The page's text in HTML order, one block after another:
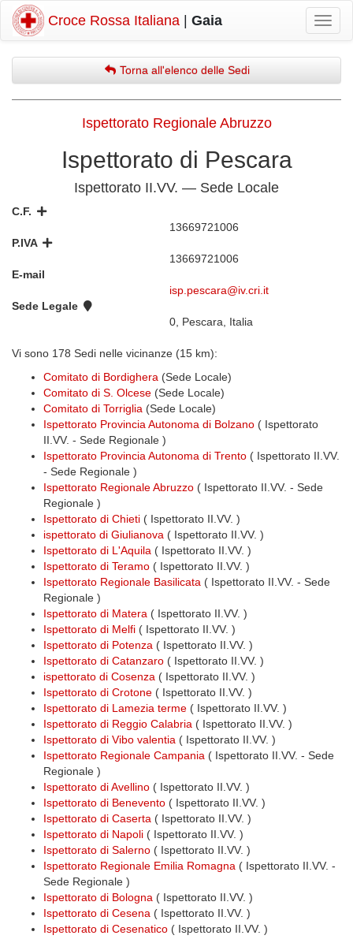
Croce Rossa Italiana Gaia
Torna all'elenco delle Sedi
Ispettorato Regionale Abruzzo
Ispettorato di Pescara
Ispettorato II.VV. — Sede Locale
C.F.
13669721006
P.IVA
13669721006
E-mail
isp.pescara@iv.cri.it
Sede Legale
0, Pescara, Italia
Vi sono 178 Sedi nelle vicinanze (15 km):
Comitato di Bordighera (Sede Locale)
Comitato di S. Olcese (Sede Locale)
Comitato di Torriglia (Sede Locale)
Ispettorato Provincia Autonoma di Bolzano ( Ispettorato
II.VV. - Sede Regionale )
Ispettorato Provincia Autonoma di Trento ( Ispettorato II.VV.
- Sede Regionale )
Ispettorato Regionale Abruzzo ( Ispettorato II.VV. - Sede
Regionale )
Ispettorato di Chieti ( Ispettorato II.VV. )
ispettorato di Giulianova ( Ispettorato II.VV. )
Ispettorato di L'Aquila ( Ispettorato II.VV. )
Ispettorato di Teramo ( Ispettorato II.VV. )
Ispettorato Regionale Basilicata ( Ispettorato II.VV. - Sede
Regionale )
Ispettorato di Matera ( Ispettorato II.VV. )
Ispettorato di Melfi ( Ispettorato II.VV. )
Ispettorato di Potenza ( Ispettorato II.VV. )
Ispettorato di Catanzaro ( Ispettorato II.VV. )
ispettorato di Cosenza ( Ispettorato II.VV. )
Ispettorato di Crotone ( Ispettorato II.VV. )
Ispettorato di Lamezia terme ( Ispettorato II.VV. )
Ispettorato di Reggio Calabria ( Ispettorato II.VV. )
Ispettorato di Vibo valentia ( Ispettorato II.VV. )
Ispettorato Regionale Campania ( Ispettorato II.VV. - Sede
Regionale )
Ispettorato di Avellino ( Ispettorato II.VV. )
Ispettorato di Benevento ( Ispettorato II.VV. )
Ispettorato di Caserta ( Ispettorato II.VV. )
Ispettorato di Napoli ( Ispettorato II.VV. )
Ispettorato di Salerno ( Ispettorato II.VV. )
Ispettorato Regionale Emilia Romagna ( Ispettorato II.VV. -
Sede Regionale )
Ispettorato di Bologna ( Ispettorato II.VV. )
Ispettorato di Cesena ( Ispettorato II.VV. )
Ispettorato di Cesenatico ( Ispettorato II.VV. )